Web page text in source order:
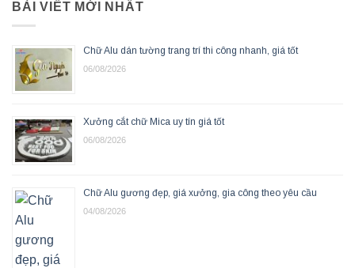
BÀI VIẾT MỚI NHẤT
Chữ Alu dán tường trang trí thi công nhanh, giá tốt
06/08/2026
Xưởng cắt chữ Mica uy tín giá tốt
06/08/2026
Chữ Alu gương đẹp, giá xưởng, gia công theo yêu cầu
04/08/2026